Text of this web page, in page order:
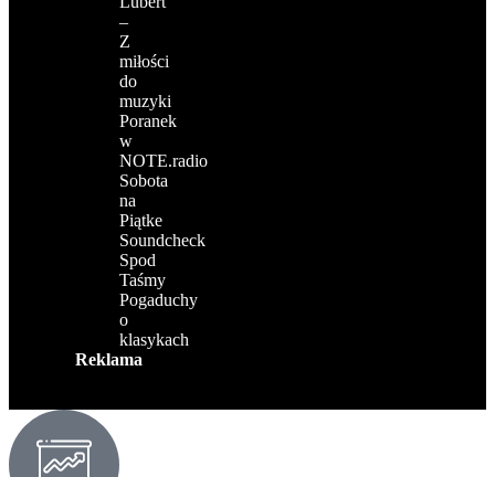
–
Z
miłości
do
muzyki
Poranek
w
NOTE.radio
Sobota
na
Piątke
Soundcheck
Spod
Taśmy
Pogaduchy
o
klasykach
Reklama